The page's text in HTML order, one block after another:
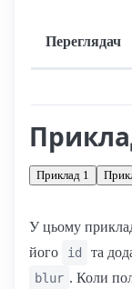
Переглядач
Приклад 1
У цьому
його
id та
blur . Коли